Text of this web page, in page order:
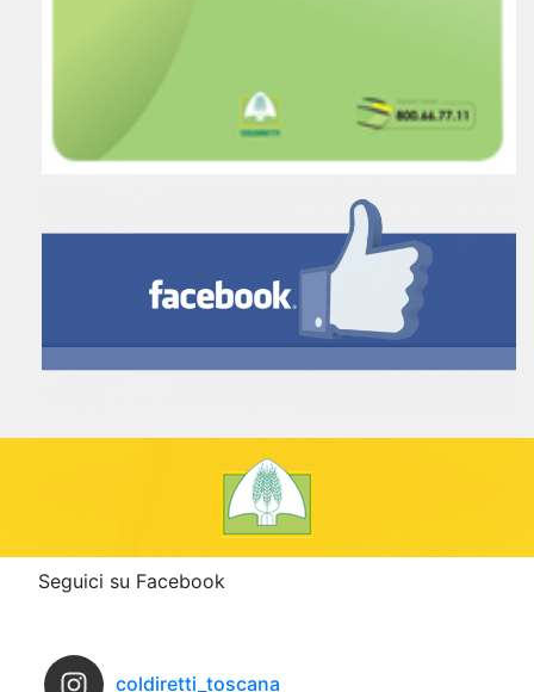
Seguici su Facebook
coldiretti_toscana